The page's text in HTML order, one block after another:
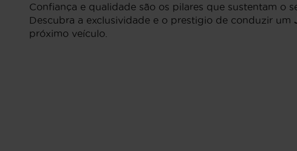
Confiança e qualidade são os pilares que sustentam o
Descubra a exclusividade e o prestigio de conduzir um
próximo veículo.